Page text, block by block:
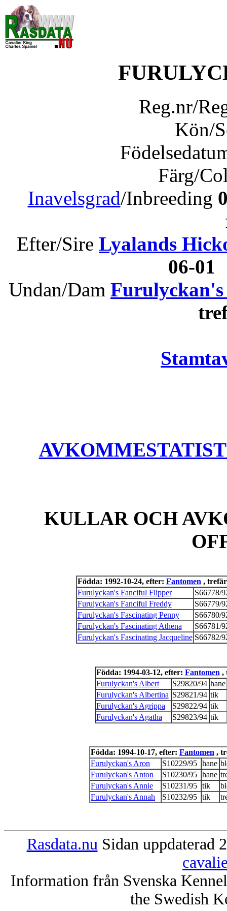
Reg.nr/
Kön/
Färg/
Inavelsgrad/Inbreeding
Efter/Sire Lyalands
06-
Undan/Dam Furulyckan's
KULLAR OCH
Födda: 1992-10-24, efter: Fantomen ,
Furulyckan's Fanciful Flipper
S66778/
Furulyckan's Fanciful Freddy
S66779/
Furulyckan's Fascinating Penny
S66780/
Furulyckan's Fascinating Athena
S66781/
Furulyckan's Fascinating Jacqueline S66782/
Födda: 1994-03-12, efter: Fantomen ,
Furulyckan's Albert
S29820/94 hane
Furulyckan's Albertina S29821/94 tik
Furulyckan's Agrippa
S29822/94 tik
Furulyckan's Agatha
S29823/94 tik
Födda: 1994-10-17, efter: Fantomen ,
Furulyckan's Aron
S10229/95 hane
Furulyckan's Anton
S10230/95 hane
Furulyckan's Annie
S10231/95 tik
Furulyckan's Annah
S10232/95 tik
Rasdata.nu Sidan uppdaterad
Information från Svenska
the Swedish